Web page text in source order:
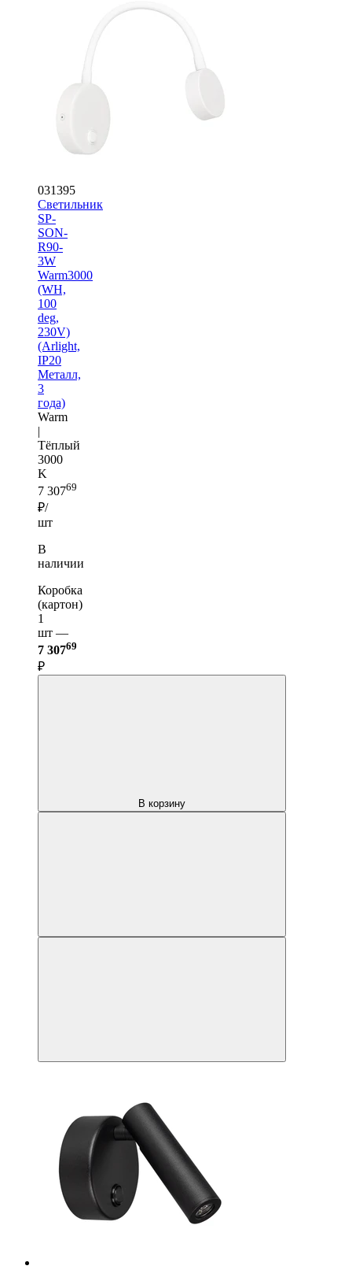
031395
Светильник
SP-
SON-
R90-
3W
Warm3000
(WH,
100
deg,
230V)
(Arlight,
IP20
Металл,
3
года)
Warm
|
Тёплый
3000
K
7 30769
₽/
шт
В
наличии
Коробка
(картон)
1
шт —
7 30769
₽
В корзину